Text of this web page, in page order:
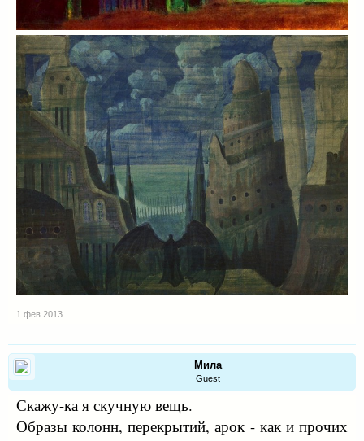
1 фев 2013
Мила
Guest
Скажу-ка я скучную вещь.
Образы колонн, перекрытий, арок - как и прочих